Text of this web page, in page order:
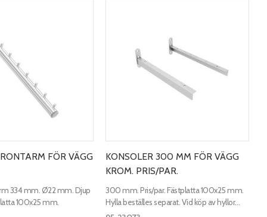
FÖR VÄGG
334 mm. Ø22 mm. Djup
100x25 mm.
KONSOLER 300 MM FÖR VÄGG
KROM. PRIS/PAR.
300 mm. Pris/par. Fästplatta 100x25 mm.
Hylla beställes separat. Vid köp av hyllor
ingår skruv till konsolerna.